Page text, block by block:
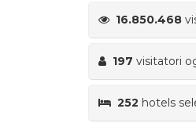
16.850.468
197 visitatori
252 hotels